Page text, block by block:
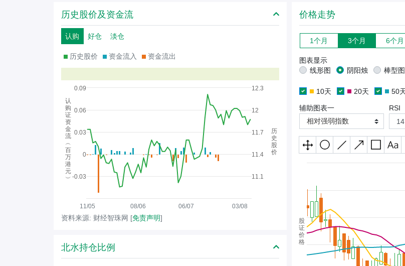
历史股价及资金流
认购 好仓 淡仓
历史股价 资金流入 资金流出
11/05 08/06 06/07 03/08
-0.03
0
0.03
0.06
0.09
11.1
11.4
11.7
12
12.3
认
购
证
资
金
流
︵
百
万
港
元
︶
历
史
股
价
资料来源: 财经智珠网 [免责声明]
北水持仓比例
价格走势
1个月 3个月 6个月
图表显示
线形图
阴阳烛 棒型图
10天 20天 50
辅助图表一
相对强弱指数
RSI
股
证
价
格